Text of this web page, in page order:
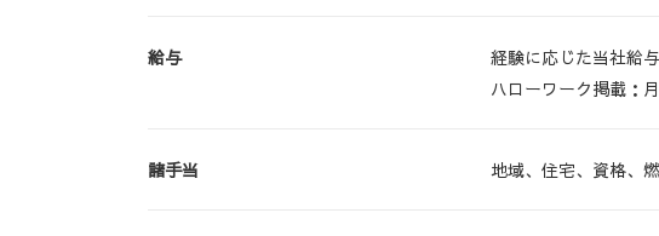
給与
経験に応じた当社給
ハローワーク掲載：
諸手当 地域、住宅、資格、